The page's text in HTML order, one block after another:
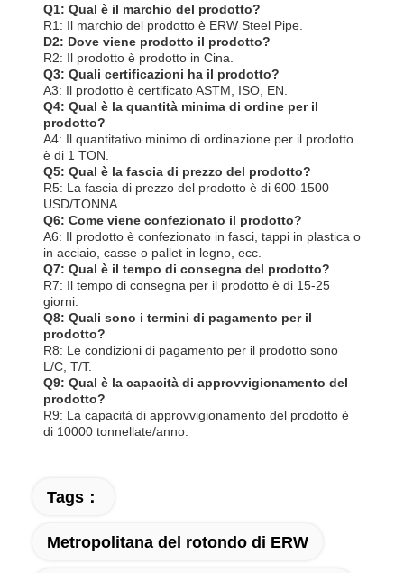
Q1: Qual è il marchio del prodotto?
R1: Il marchio del prodotto è ERW Steel Pipe.
D2: Dove viene prodotto il prodotto?
R2: Il prodotto è prodotto in Cina.
Q3: Quali certificazioni ha il prodotto?
A3: Il prodotto è certificato ASTM, ISO, EN.
Q4: Qual è la quantità minima di ordine per il
prodotto?
A4: Il quantitativo minimo di ordinazione per il prodotto
è di 1 TON.
Q5: Qual è la fascia di prezzo del prodotto?
R5: La fascia di prezzo del prodotto è di 600-1500
USD/TONNA.
Q6: Come viene confezionato il prodotto?
A6: Il prodotto è confezionato in fasci, tappi in plastica o
in acciaio, casse o pallet in legno, ecc.
Q7: Qual è il tempo di consegna del prodotto?
R7: Il tempo di consegna per il prodotto è di 15-25
giorni.
Q8: Quali sono i termini di pagamento per il
prodotto?
R8: Le condizioni di pagamento per il prodotto sono
L/C, T/T.
Q9: Qual è la capacità di approvvigionamento del
prodotto?
R9: La capacità di approvvigionamento del prodotto è
di 10000 tonnellate/anno.
Tags：
Metropolitana del rotondo di ERW